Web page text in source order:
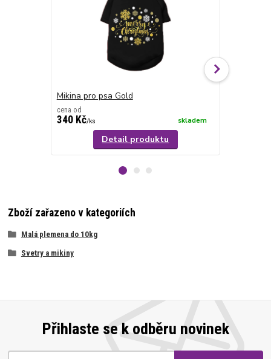
Mikina pro psa Gold
cena od
340 Kč/ks skladem
Detail produktu
Zboží zařazeno v kategoriích
Malá plemena do 10kg
Svetry a mikiny
Přihlaste se k odběru novinek